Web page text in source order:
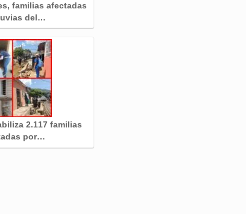
familias afectadas
del…
2.117 familias
por…